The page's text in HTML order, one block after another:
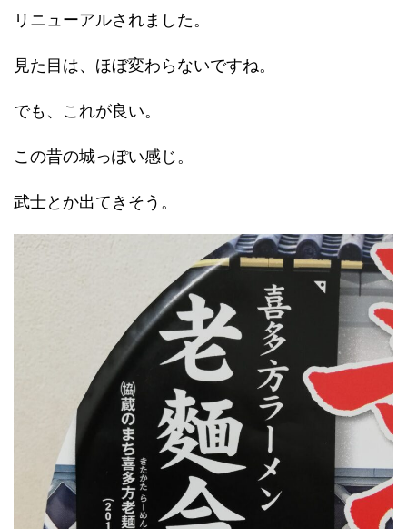
リニューアルされました。
見た目は、ほぼ変わらないですね。
でも、これが良い。
この昔の城っぽい感じ。
武士とか出てきそう。